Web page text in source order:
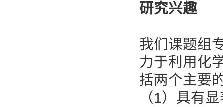
研究兴趣
我们课题组
力于利用化
括两个主要
（1）具有